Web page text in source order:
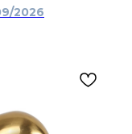
2026